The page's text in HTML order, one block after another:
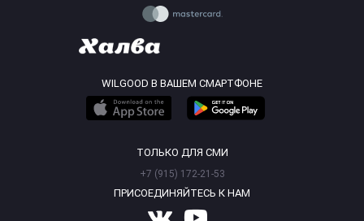
WILGOOD В ВАШЕМ СМАРТФОНЕ
ТОЛЬКО ДЛЯ СМИ
+7 (915) 172-21-53
ПРИСОЕДИНЯЙТЕСЬ К НАМ